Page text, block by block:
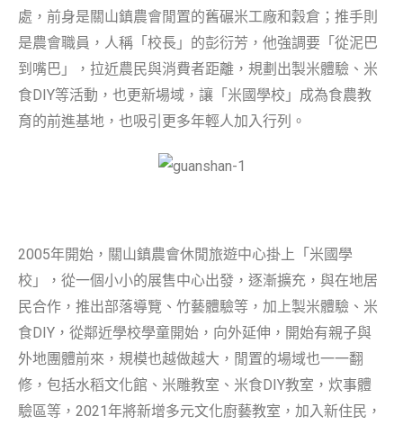
處，前身是關山鎮農會閒置的舊碾米工廠和穀倉；推手則
是農會職員，人稱「校長」的彭衍芳，他強調要「從泥巴
到嘴巴」，拉近農民與消費者距離，規劃出製米體驗、米
食DIY等活動，也更新場域，讓「米國學校」成為食農教
育的前進基地，也吸引更多年輕人加入行列。
2005年開始，關山鎮農會休閒旅遊中心掛上「米國學
校」，從一個小小的展售中心出發，逐漸擴充，與在地居
民合作，推出部落導覽、竹藝體驗等，加上製米體驗、米
食DIY，從鄰近學校學童開始，向外延伸，開始有親子與
外地團體前來，規模也越做越大，閒置的場域也一一翻
修，包括水稻文化館、米雕教室、米食DIY教室，炊事體
驗區等，2021年將新增多元文化廚藝教室，加入新住民，